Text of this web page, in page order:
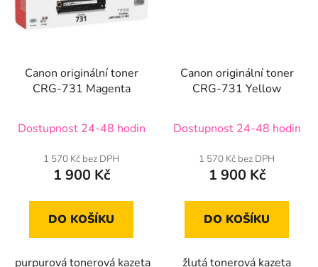
Canon originální toner
CRG-731 Magenta
Dostupnost 24-48 hodin
1 570 Kč bez DPH
1 900 Kč
DO KOŠÍKU
purpurová tonerová kazeta
Canon originální toner
CRG-731 Yellow
Dostupnost 24-48 hodin
1 570 Kč bez DPH
1 900 Kč
DO KOŠÍKU
žlutá tonerová kazeta